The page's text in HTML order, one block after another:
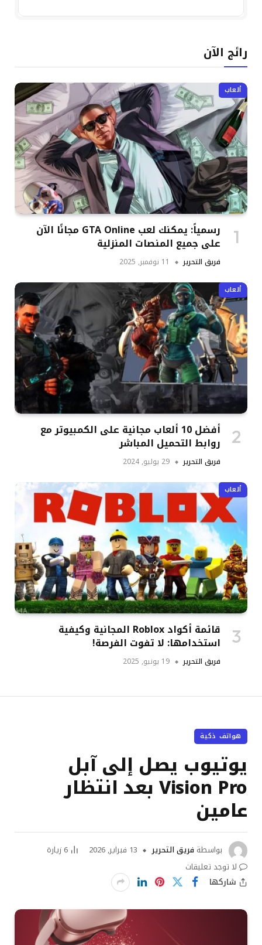
رائج الآن
ألعاب
رسمياً: يمكنك لعب GTA Online مجانًا الآن
على جميع المنصات المنزلية
فريق التحرير 11 نوفمبر, 2025
ألعاب
أفضل 10 ألعاب مجانية على الكمبيوتر مع
روابط التحميل المباشر
فريق التحرير 29 يوليو, 2024
ألعاب
قائمة أكواد Roblox المجانية وكيفية
استخدامها: لا تفوت الفرصة!
فريق التحرير 19 يونيو, 2025
هواتف ذكية
يوتيوب يصل إلى آبل
Vision Pro بعد انتظار
عامين
بواسطة فريق التحرير 13 فبراير, 2026 6 زيارة
لا توجد تعليقات
شاركها